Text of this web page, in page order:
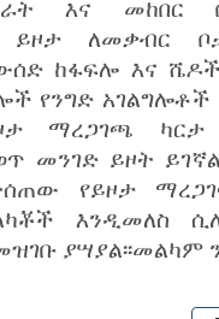
እና መከበር
ይዞታ ለመቃብር
ከፋፍሎ እና
የንግድ አገልግሎቶች
ማረጋገጫ ካርታ
መንገድ ይዞት
የይዞታ
እንዲመለስ
ያሣያል፡፡መልካም